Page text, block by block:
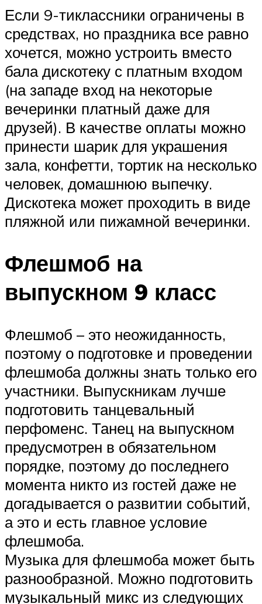
Если 9-тиклассники ограничены в
средствах, но праздника все равно
хочется, можно устроить вместо
бала дискотеку с платным входом
(на западе вход на некоторые
вечеринки платный даже для
друзей). В качестве оплаты можно
принести шарик для украшения
зала, конфетти, тортик на несколько
человек, домашнюю выпечку.
Дискотека может проходить в виде
пляжной или пижамной вечеринки.
Флешмоб на
выпускном 9 класс
Флешмоб – это неожиданность,
поэтому о подготовке и проведении
флешмоба должны знать только его
участники. Выпускникам лучше
подготовить танцевальный
перфоменс. Танец на выпускном
предусмотрен в обязательном
порядке, поэтому до последнего
момента никто из гостей даже не
догадывается о развитии событий,
а это и есть главное условие
флешмоба.
Музыка для флешмоба может быть
разнообразной. Можно подготовить
музыкальный микс из следующих